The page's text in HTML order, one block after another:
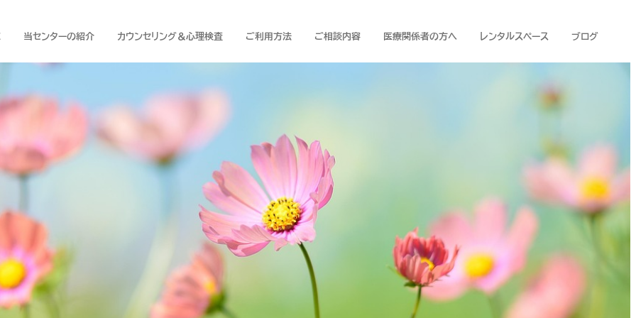
当センターの紹介 カウンセリング＆心理検査 ご利用方法 ご相談内容 医療関係者の方へ レンタルスペース ブログ